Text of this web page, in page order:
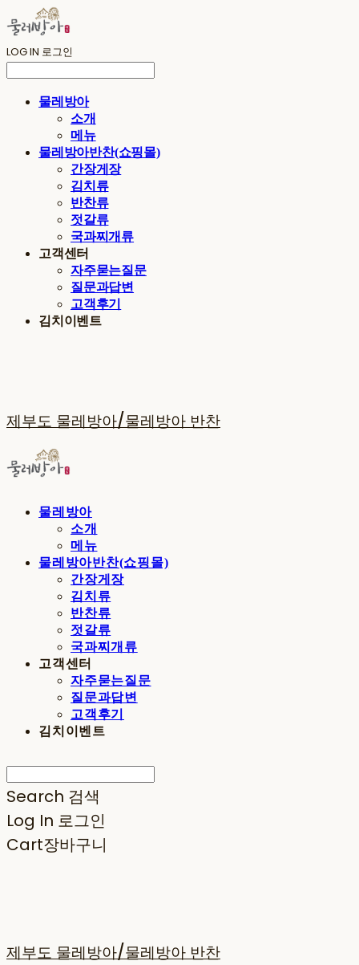
LOG IN 로그인
물레방아
소개
메뉴
물레방아반찬(쇼핑몰)
간장게장
김치류
반찬류
젓갈류
국과찌개류
고객센터
자주묻는질문
질문과답변
고객후기
김치이벤트
제부도 물레방아/물레방아 반찬
물레방아
소개
메뉴
물레방아반찬(쇼핑몰)
간장게장
김치류
반찬류
젓갈류
국과찌개류
고객센터
자주묻는질문
질문과답변
고객후기
김치이벤트
Search 검색
Log In 로그인
Cart장바구니
제부도 물레방아/물레방아 반찬